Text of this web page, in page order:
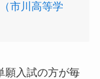
市川高等学
願入試の方が毎